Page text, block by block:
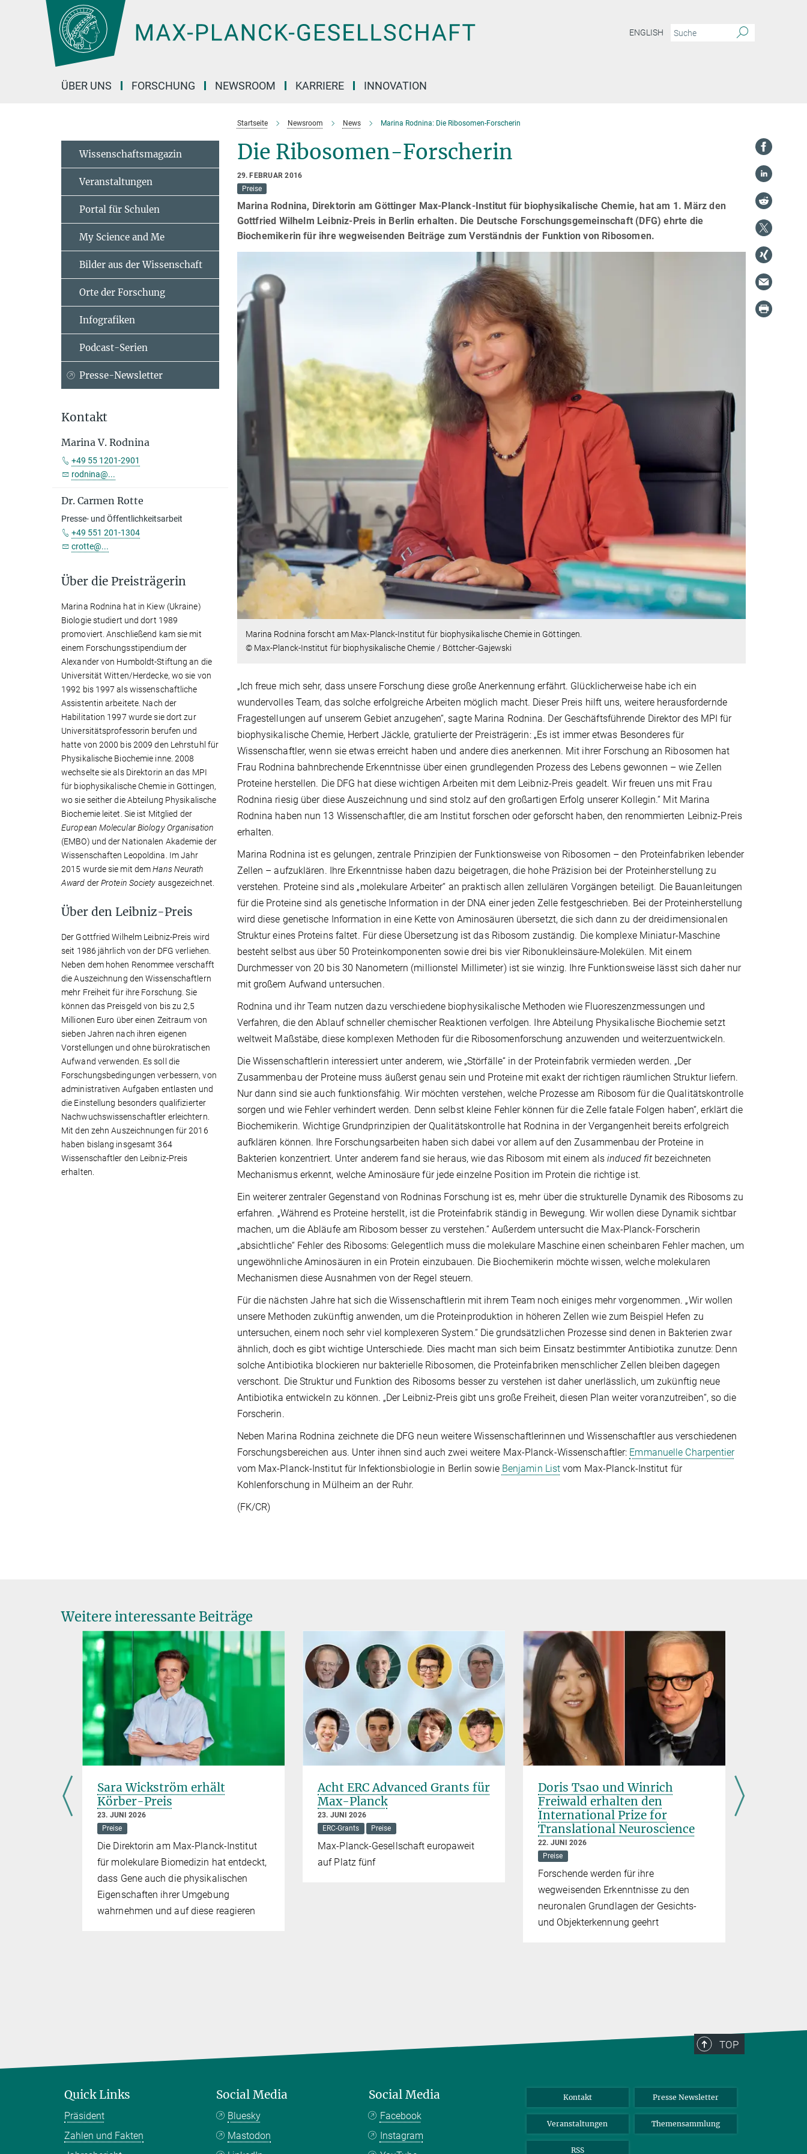
Hauptinhalt
ENGLISH
ÜBER UNS FORSCHUNG NEWSROOM KARRIERE INNOVATION
Startseite Newsroom News Marina Rodnina: Die Ribosomen-Forscherin
Die Ribosomen-Forscherin
29. FEBRUAR 2016
Preise
Marina Rodnina, Direktorin am Göttinger Max-Planck-Institut für biophysikalische Chemie, hat am 1. März den
Gottfried Wilhelm Leibniz-Preis in Berlin erhalten. Die Deutsche Forschungsgemeinschaft (DFG) ehrte die
Biochemikerin für ihre wegweisenden Beiträge zum Verständnis der Funktion von Ribosomen.
Marina Rodnina forscht am Max-Planck-Institut für biophysikalische Chemie in Göttingen.
© Max-Planck-Institut für biophysikalische Chemie / Böttcher-Gajewski
„Ich freue mich sehr, dass unsere Forschung diese große Anerkennung erfährt. Glücklicherweise habe ich ein
wundervolles Team, das solche erfolgreiche Arbeiten möglich macht. Dieser Preis hilft uns, weitere herausfordernde
Fragestellungen auf unserem Gebiet anzugehen“, sagte Marina Rodnina. Der Geschäftsführende Direktor des MPI für
biophysikalische Chemie, Herbert Jäckle, gratulierte der Preisträgerin: „Es ist immer etwas Besonderes für
Wissenschaftler, wenn sie etwas erreicht haben und andere dies anerkennen. Mit ihrer Forschung an Ribosomen hat
Frau Rodnina bahnbrechende Erkenntnisse über einen grundlegenden Prozess des Lebens gewonnen – wie Zellen
Proteine herstellen. Die DFG hat diese wichtigen Arbeiten mit dem Leibniz-Preis geadelt. Wir freuen uns mit Frau
Rodnina riesig über diese Auszeichnung und sind stolz auf den großartigen Erfolg unserer Kollegin.“ Mit Marina
Rodnina haben nun 13 Wissenschaftler, die am Institut forschen oder geforscht haben, den renommierten Leibniz-Preis
erhalten.
Marina Rodnina ist es gelungen, zentrale Prinzipien der Funktionsweise von Ribosomen – den Proteinfabriken lebender
Zellen – aufzuklären. Ihre Erkenntnisse haben dazu beigetragen, die hohe Präzision bei der Proteinherstellung zu
verstehen. Proteine sind als „molekulare Arbeiter“ an praktisch allen zellulären Vorgängen beteiligt. Die Bauanleitungen
für die Proteine sind als genetische Information in der DNA einer jeden Zelle festgeschrieben. Bei der Proteinherstellung
wird diese genetische Information in eine Kette von Aminosäuren übersetzt, die sich dann zu der dreidimensionalen
Struktur eines Proteins faltet. Für diese Übersetzung ist das Ribosom zuständig. Die komplexe Miniatur-Maschine
besteht selbst aus über 50 Proteinkomponenten sowie drei bis vier Ribonukleinsäure-Molekülen. Mit einem
Durchmesser von 20 bis 30 Nanometern (millionstel Millimeter) ist sie winzig. Ihre Funktionsweise lässt sich daher nur
mit großem Aufwand untersuchen.
Rodnina und ihr Team nutzen dazu verschiedene biophysikalische Methoden wie Fluoreszenzmessungen und
Verfahren, die den Ablauf schneller chemischer Reaktionen verfolgen. Ihre Abteilung Physikalische Biochemie setzt
weltweit Maßstäbe, diese komplexen Methoden für die Ribosomenforschung anzuwenden und weiterzuentwickeln.
Die Wissenschaftlerin interessiert unter anderem, wie „Störfälle“ in der Proteinfabrik vermieden werden. „Der
Zusammenbau der Proteine muss äußerst genau sein und Proteine mit exakt der richtigen räumlichen Struktur liefern.
Nur dann sind sie auch funktionsfähig. Wir möchten verstehen, welche Prozesse am Ribosom für die Qualitätskontrolle
sorgen und wie Fehler verhindert werden. Denn selbst kleine Fehler können für die Zelle fatale Folgen haben“, erklärt die
Biochemikerin. Wichtige Grundprinzipien der Qualitätskontrolle hat Rodnina in der Vergangenheit bereits erfolgreich
aufklären können. Ihre Forschungsarbeiten haben sich dabei vor allem auf den Zusammenbau der Proteine in
Bakterien konzentriert. Unter anderem fand sie heraus, wie das Ribosom mit einem als induced fit bezeichneten
Mechanismus erkennt, welche Aminosäure für jede einzelne Position im Protein die richtige ist.
Ein weiterer zentraler Gegenstand von Rodninas Forschung ist es, mehr über die strukturelle Dynamik des Ribosoms zu
erfahren. „Während es Proteine herstellt, ist die Proteinfabrik ständig in Bewegung. Wir wollen diese Dynamik sichtbar
machen, um die Abläufe am Ribosom besser zu verstehen.“ Außerdem untersucht die Max-Planck-Forscherin
„absichtliche“ Fehler des Ribosoms: Gelegentlich muss die molekulare Maschine einen scheinbaren Fehler machen, um
ungewöhnliche Aminosäuren in ein Protein einzubauen. Die Biochemikerin möchte wissen, welche molekularen
Mechanismen diese Ausnahmen von der Regel steuern.
Für die nächsten Jahre hat sich die Wissenschaftlerin mit ihrem Team noch einiges mehr vorgenommen. „Wir wollen
unsere Methoden zukünftig anwenden, um die Proteinproduktion in höheren Zellen wie zum Beispiel Hefen zu
untersuchen, einem noch sehr viel komplexeren System.“ Die grundsätzlichen Prozesse sind denen in Bakterien zwar
ähnlich, doch es gibt wichtige Unterschiede. Dies macht man sich beim Einsatz bestimmter Antibiotika zunutze: Denn
solche Antibiotika blockieren nur bakterielle Ribosomen, die Proteinfabriken menschlicher Zellen bleiben dagegen
verschont. Die Struktur und Funktion des Ribosoms besser zu verstehen ist daher unerlässlich, um zukünftig neue
Antibiotika entwickeln zu können. „Der Leibniz-Preis gibt uns große Freiheit, diesen Plan weiter voranzutreiben“, so die
Forscherin.
Neben Marina Rodnina zeichnete die DFG neun weitere Wissenschaftlerinnen und Wissenschaftler aus verschiedenen
Forschungsbereichen aus. Unter ihnen sind auch zwei weitere Max-Planck-Wissenschaftler: Emmanuelle Charpentier
vom Max-Planck-Institut für Infektionsbiologie in Berlin sowie Benjamin List vom Max-Planck-Institut für
Kohlenforschung in Mülheim an der Ruhr.
(FK/CR)
Wissenschaftsmagazin
Veranstaltungen
Portal für Schulen
My Science and Me
Bilder aus der Wissenschaft
Orte der Forschung
Infografiken
Podcast-Serien
Presse-Newsletter
Kontakt
Marina V. Rodnina
+49 55 1201-2901
rodnina@...
Dr. Carmen Rotte
Presse- und Öffentlichkeitsarbeit
+49 551 201-1304
crotte@...
Über die Preisträgerin
Marina Rodnina hat in Kiew (Ukraine)
Biologie studiert und dort 1989
promoviert. Anschließend kam sie mit
einem Forschungsstipendium der
Alexander von Humboldt-Stiftung an die
Universität Witten/Herdecke, wo sie von
1992 bis 1997 als wissenschaftliche
Assistentin arbeitete. Nach der
Habilitation 1997 wurde sie dort zur
Universitätsprofessorin berufen und
hatte von 2000 bis 2009 den Lehrstuhl für
Physikalische Biochemie inne. 2008
wechselte sie als Direktorin an das MPI
für biophysikalische Chemie in Göttingen,
wo sie seither die Abteilung Physikalische
Biochemie leitet. Sie ist Mitglied der
European Molecular Biology Organisation
(EMBO) und der Nationalen Akademie der
Wissenschaften Leopoldina. Im Jahr
2015 wurde sie mit demHans Neurath
Award derProtein Society ausgezeichnet.
Über den Leibniz-Preis
Der Gottfried Wilhelm Leibniz-Preis wird
seit 1986 jährlich von der DFG verliehen.
Neben dem hohen Renommee verschafft
die Auszeichnung den Wissenschaftlern
mehr Freiheit für ihre Forschung. Sie
können das Preisgeld von bis zu 2,5
Millionen Euro über einen Zeitraum von
sieben Jahren nach ihren eigenen
Vorstellungen und ohne bürokratischen
Aufwand verwenden. Es soll die
Forschungsbedingungen verbessern, von
administrativen Aufgaben entlasten und
die Einstellung besonders qualifizierter
Nachwuchswissenschaftler erleichtern.
Mit den zehn Auszeichnungen für 2016
haben bislang insgesamt 364
Wissenschaftler den Leibniz-Preis
erhalten.
Weitere interessante Beiträge
Sara Wickström erhält
Körber-Preis
23. JUNI 2026
Preise
Die Direktorin am Max-Planck-Institut
für molekulare Biomedizin hat entdeckt,
dass Gene auch die physikalischen
Eigenschaften ihrer Umgebung
wahrnehmen und auf diese reagieren
Acht ERC Advanced Grants für
Max-Planck
23. JUNI 2026
ERC-Grants
Preise
Max-Planck-Gesellschaft europaweit
auf Platz fünf
Doris Tsao und Winrich
Freiwald erhalten den
International Prize for
Translational Neuroscience
22. JUNI 2026
Preise
Forschende werden für ihre
wegweisenden Erkenntnisse zu den
neuronalen Grundlagen der Gesichts-
und Objekterkennung geehrt
TOP
Quick Links
Präsident
Zahlen und Fakten
Social Media
Bluesky
Mastodon
Social Media
Facebook
Instagram
Kontakt Presse Newsletter
Veranstaltungen Themensammlung
RSS